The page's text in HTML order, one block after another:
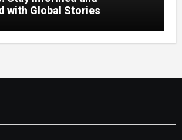
with Global Stories